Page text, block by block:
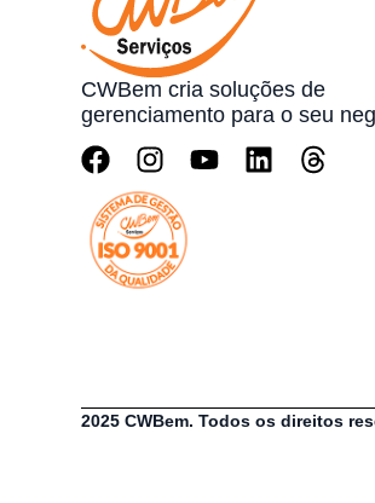
CWBem cria soluções de
gerenciamento para o seu
2025 CWBem. Todos os direitos